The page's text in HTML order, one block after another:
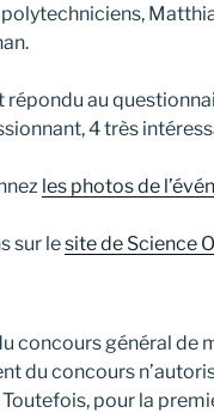
au
4 très
les photos de
sur lesite de Science
concours général de
du concours
pour la